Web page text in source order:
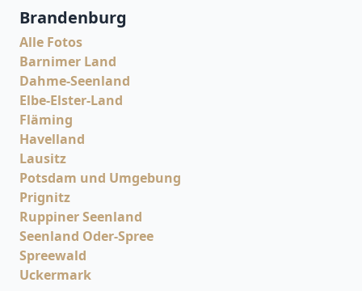
Brandenburg
Alle Fotos
Barnimer Land
Dahme-Seenland
Elbe-Elster-Land
Fläming
Havelland
Lausitz
Potsdam und Umgebung
Prignitz
Ruppiner Seenland
Seenland Oder-Spree
Spreewald
Uckermark